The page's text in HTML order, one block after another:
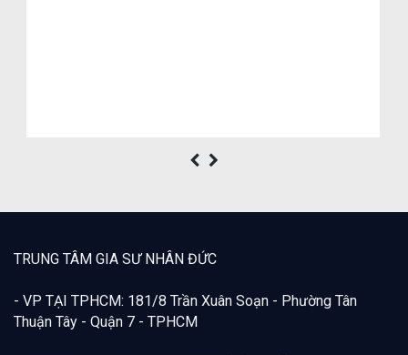
TRUNG TÂM GIA SƯ NHÂN ĐỨC
- VP TẠI TPHCM: 181/8 Trần Xuân Soạn - Phường Tân
Thuận Tây - Quận 7 - TPHCM